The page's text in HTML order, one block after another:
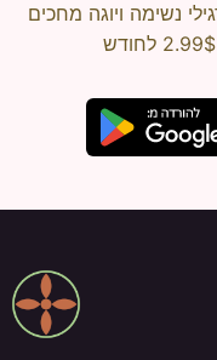
נשימה ויוגה מחכים